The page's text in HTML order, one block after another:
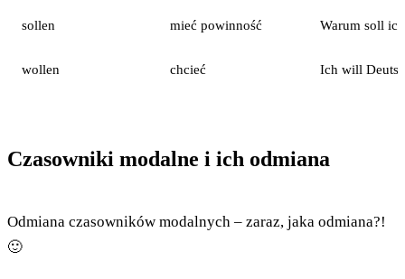
sollen mieć powinność Warum soll
wollen chcieć Ich will
Czasowniki modalne i ich odmiana
Odmiana czasowników modalnych – zaraz, jaka odmiana?!
🙂